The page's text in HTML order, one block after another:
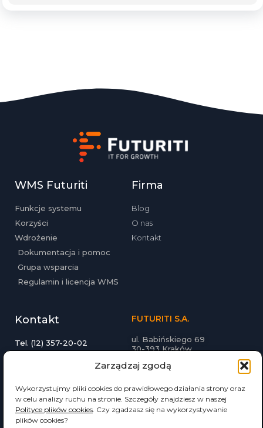
Zarządzaj zgodą
Wykorzystujmy pliki cookies do prawidłowego działania strony oraz
w celu analizy ruchu na stronie. Szczegóły znajdziesz w naszej
Polityce plików cookies. Czy zgadzasz się na wykorzystywanie
plików cookies?
WMS Futuriti
Funkcje systemu
Korzyści
Wdrożenie
Dokumentacja i pomoc
Grupa wsparcia
Regulamin i licencja WMS
Firma
Blog
O nas
Kontakt
Kontakt
Tel. (12) 357-20-02
FUTURITI S.A.
ul. Babińskiego 69
30-393 Kraków